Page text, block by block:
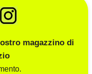
magazzino di